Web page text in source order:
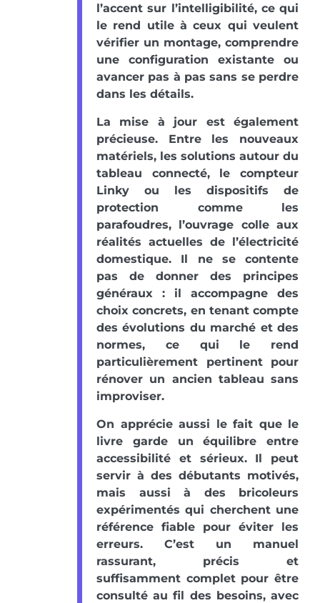
l’accent sur l’intelligibilité, ce qui
le rend utile à ceux qui veulent
vérifier un montage, comprendre
une configuration existante ou
avancer pas à pas sans se perdre
dans les détails.
La mise à jour est également
précieuse. Entre les nouveaux
matériels, les solutions autour du
tableau connecté, le compteur
Linky ou les dispositifs de
protection comme les
parafoudres, l’ouvrage colle aux
réalités actuelles de l’électricité
domestique. Il ne se contente
pas de donner des principes
généraux : il accompagne des
choix concrets, en tenant compte
des évolutions du marché et des
normes, ce qui le rend
particulièrement pertinent pour
rénover un ancien tableau sans
improviser.
On apprécie aussi le fait que le
livre garde un équilibre entre
accessibilité et sérieux. Il peut
servir à des débutants motivés,
mais aussi à des bricoleurs
expérimentés qui cherchent une
référence fiable pour éviter les
erreurs. C’est un manuel
rassurant, précis et
suffisamment complet pour être
consulté au fil des besoins, avec